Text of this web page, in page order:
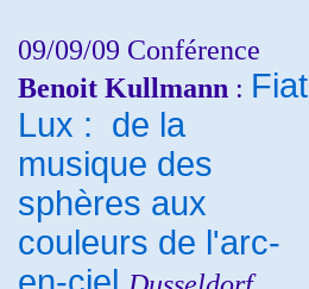
09/09/09 Conférence
Benoit Kullmann : Fiat
Lux : de la
musique des
sphères aux
couleurs de l'arc-